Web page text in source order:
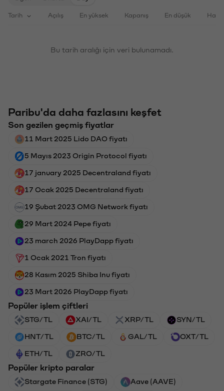
Tarih Açılış En yüksek Kapanış En düşük
Bu tarih aralığı için veri bulunamadı.
Paribu'da daha fazlasını keşfet
Son gezilen geçmiş fiyatlar
11 Mart 2025 Lido DAO fiyatı
5 Mayıs 2023 Origin Protocol fiyatı
17 january 2025 Decentraland fiyatı
17 Ocak 2025 Decentraland fiyatı
19 Şubat 2023 OMG Network fiyatı
29 Mart 2024 Pepe fiyatı
23 march 2026 PlayDapp fiyatı
1 Ocak 2021 Tron fiyatı
28 Kasım 2025 Shiba Inu fiyatı
23 Mart 2026 PlayDapp fiyatı
Popüler işlem çiftleri
STG/TL XAI/TL XRP/TL SYN/TL
HNT/TL BTC/TL GAL/TL OXT/TL
ETH/TL ZRO/TL
Popüler kripto paralar
Stargate Finance (STG) Aave (AAVE)